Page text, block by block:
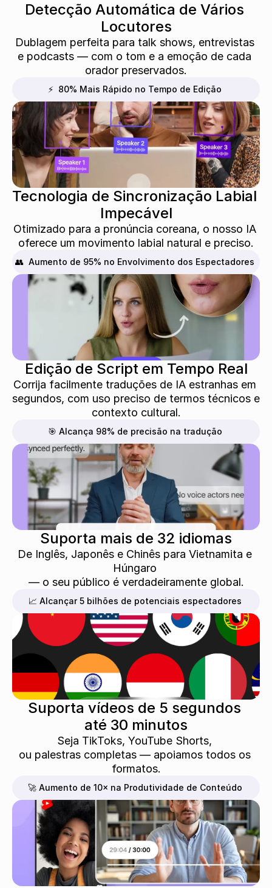
Detecção Automática de Vários
Locutores
Dublagem perfeita para talk shows, entrevistas
e podcasts — com o tom e a emoção de cada
orador preservados.
⚡  80% Mais Rápido no Tempo de Edição
Tecnologia de Sincronização Labial
Impecável
Otimizado para a pronúncia coreana, o nosso IA
oferece um movimento labial natural e preciso.
👥  Aumento de 95% no Envolvimento dos Espectadores
Edição de Script em Tempo Real
Corrija facilmente traduções de IA estranhas em
segundos, com uso preciso de termos técnicos e
contexto cultural.
🎯 Alcança 98% de precisão na tradução
Suporta mais de 32 idiomas
De Inglês, Japonês e Chinês para Vietnamita e
Húngaro
— o seu público é verdadeiramente global.
📈 Alcançar 5 bilhões de potenciais espectadores
Suporta vídeos de 5 segundos
até 30 minutos
Seja TikToks, YouTube Shorts,
ou palestras completas — apoiamos todos os
formatos.
🚀 Aumento de 10× na Produtividade de Conteúdo